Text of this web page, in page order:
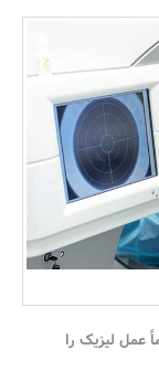
مسکن و ساختمان
عمل لیزیک را